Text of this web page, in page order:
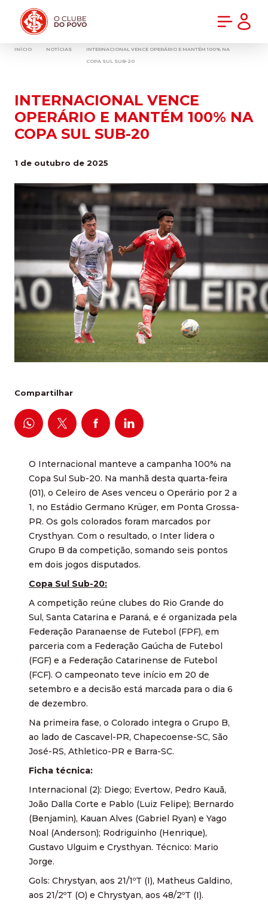
INÍCIO NOTÍCIAS
INTERNACIONAL VENCE OPERÁRIO E MANTÉM 100% NA
COPA SUL SUB-20
INTERNACIONAL VENCE
OPERÁRIO E MANTÉM 100% NA
COPA SUL SUB-20
1 de outubro de 2025
Compartilhar
O Internacional manteve a campanha 100% na
Copa Sul Sub-20. Na manhã desta quarta-feira
(01), o Celeiro de Ases venceu o Operário por 2 a
1, no Estádio Germano Krüger, em Ponta Grossa-
PR. Os gols colorados foram marcados por
Crysthyan. Com o resultado, o Inter lidera o
Grupo B da competição, somando seis pontos
em dois jogos disputados.
Copa Sul Sub-20:
A competição reúne clubes do Rio Grande do
Sul, Santa Catarina e Paraná, e é organizada pela
Federação Paranaense de Futebol (FPF), em
parceria com a Federação Gaúcha de Futebol
(FGF) e a Federação Catarinense de Futebol
(FCF). O campeonato teve início em 20 de
setembro e a decisão está marcada para o dia 6
de dezembro.
Na primeira fase, o Colorado integra o Grupo B,
ao lado de Cascavel-PR, Chapecoense-SC, São
José-RS, Athletico-PR e Barra-SC.
Ficha técnica:
Internacional (2): Diego; Evertow, Pedro Kauã,
João Dalla Corte e Pablo (Luiz Felipe); Bernardo
(Benjamin), Kauan Alves (Gabriel Ryan) e Yago
Noal (Anderson); Rodriguinho (Henrique),
Gustavo Ulguim e Crysthyan. Técnico: Mario
Jorge.
Gols: Chrystyan, aos 21/1ºT (I), Matheus Galdino,
aos 21/2ºT (O) e Chrystyan, aos 48/2ºT (I).